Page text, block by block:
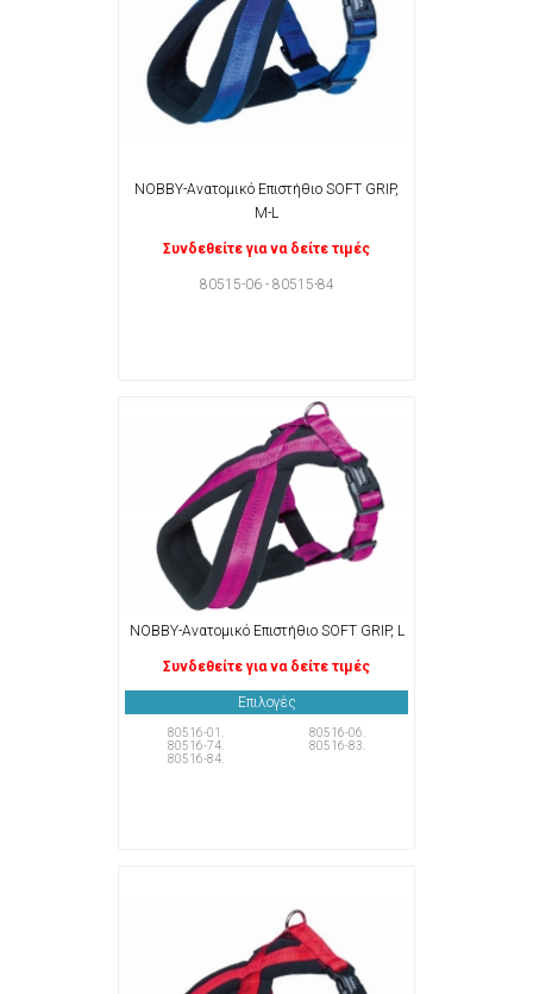
NOBBY-Ανατομικό Επιστήθιο SOFT GRIP,
M-L
Συνδεθείτε για να δείτε τιμές
80515-06 - 80515-84
NOBBY-Ανατομικό Επιστήθιο SOFT GRIP, L
Συνδεθείτε για να δείτε τιμές
Επιλογές
80516-01.
80516-06.
80516-74.
80516-83.
80516-84.